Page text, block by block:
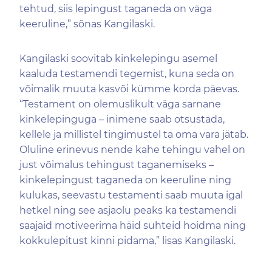
tehtud, siis lepingust taganeda on väga
keeruline,” sõnas Kangilaski.
Kangilaski soovitab kinkelepingu asemel
kaaluda testamendi tegemist, kuna seda on
võimalik muuta kasvõi kümme korda päevas.
“Testament on olemuslikult väga sarnane
kinkelepinguga – inimene saab otsustada,
kellele ja millistel tingimustel ta oma vara jätab.
Oluline erinevus nende kahe tehingu vahel on
just võimalus tehingust taganemiseks –
kinkelepingust taganeda on keeruline ning
kulukas, seevastu testamenti saab muuta igal
hetkel ning see asjaolu peaks ka testamendi
saajaid motiveerima häid suhteid hoidma ning
kokkulepitust kinni pidama,” lisas Kangilaski.